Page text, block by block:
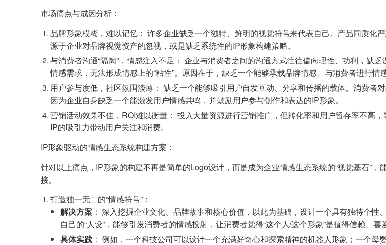
市场痛点与成因分析：
品牌形象模糊，难以记忆： 许多企业缺乏一个独特、鲜明的视觉符号来代表自己。产品同质化
源于企业对品牌视觉资产的忽视，或是缺乏系统性的IP形象构建策略。
与消费者沟通“隔阂”，情感注入不足： 企业与消费者之间的沟通方式往往偏向理性、功利，缺
情感需求，无法形成情感上的“粘性”。原因在于，缺乏一个能够承载品牌情感、与消费者进行情感
用户参与度低，社区氛围淡薄： 缺乏一个能够吸引用户自发互动、分享和传播的载体。消费者
因为企业自身缺乏一个能激发用户情感共鸣，并鼓励用户参与创作和表达的IP形象。
营销活动效果不佳，ROI难以衡量： 投入大量资源进行营销推广，但转化率和用户留存率不高
IP的吸引力带动用户关注和消费。
IP形象驱动的情感生态系统构建方案：
针对以上痛点，IP形象的构建不再是简单的Logo设计，而是成为企业情感生态系统的“视觉基石”
接。
打造独一无二的“情感符号”：
解决方案： 深入挖掘企业文化、品牌故事和核心价值，以此为基础，设计一个具有独特个
自己的“人设”，能够引发消费者的情感投射，让消费者觉得“这个人/这个形象”是值得信赖、喜
具体实践： 例如，一个科技公司可以设计一个充满好奇心和探索精神的机器人形象；一个